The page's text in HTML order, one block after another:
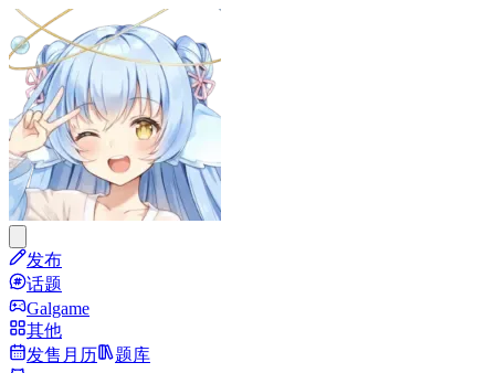
发布
话题
Galgame
其他
发售月历
题库